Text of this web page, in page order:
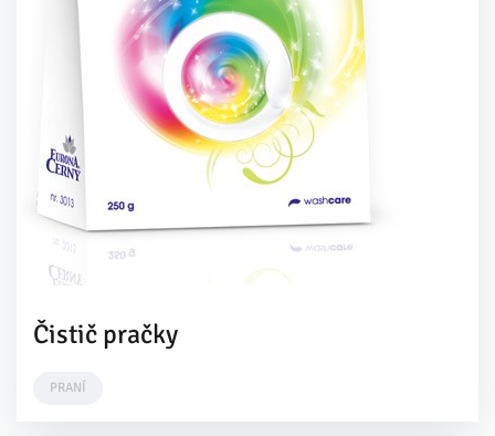
Čistič pračky
PRANÍ